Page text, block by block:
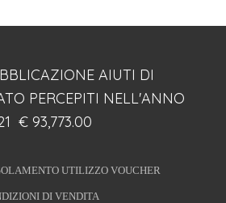
AIUTI DI
PERCEPITI NELL'ANNO
€ 93,773.00
UTILIZZO VOUCHER
DI VENDITA